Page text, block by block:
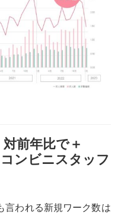
前年比で＋
ンビニスタッフ
言われる新規ワーク数は